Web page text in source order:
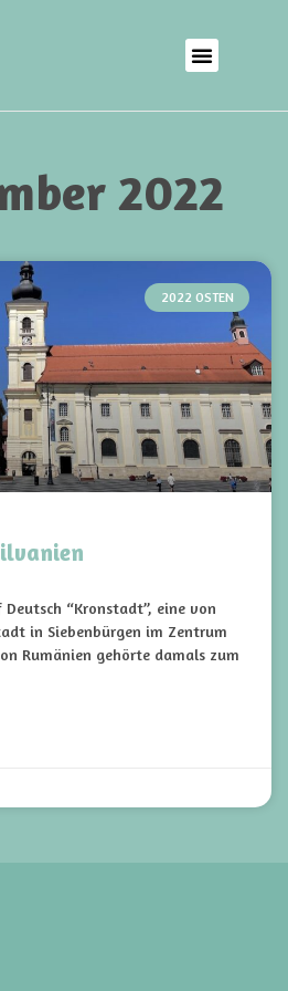
2022
2022 OSTEN
“Kronstadt”, eine von
in Siebenbürgen im Zentrum
Rumänien gehörte damals zum